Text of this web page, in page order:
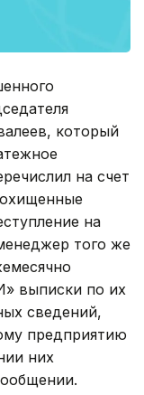
который
на счет
на
того же
выписки по их
сведений,
предприятию
них